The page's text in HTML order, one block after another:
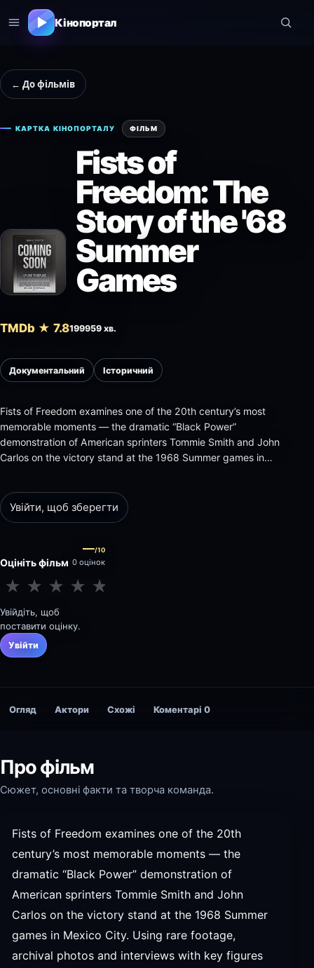
Кінопортал
← До фільмів
КАРТКА КІНОПОРТАЛУ ФІЛЬМ
Fists of
Freedom: The
Story of the '68
Summer
Games
TMDb ★ 7.8199959 хв.
Документальний Історичний
Fists of Freedom examines one of the 20th century’s most
memorable moments — the dramatic “Black Power”
demonstration of American sprinters Tommie Smith and John
Carlos on the victory stand at the 1968 Summer games in
American history.
Увійти, щоб зберегти
Оцініть фільм
—/10
0 оцінок
★ ★ ★ ★ ★
Увійдіть, щоб
поставити оцінку.
Увійти
Огляд Актори Схожі Коментарі 0
Про фільм
Сюжет, основні факти та творча команда.
Fists of Freedom examines one of the 20th
century’s most memorable moments — the
dramatic “Black Power” demonstration of
American sprinters Tommie Smith and John
Carlos on the victory stand at the 1968 Summer
games in Mexico City. Using rare footage,
archival photos and interviews with key figures